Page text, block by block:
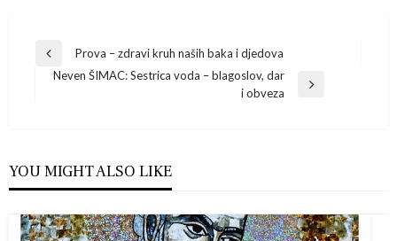
Navigacija
Previous
Post
Prova – zdravi kruh naših baka i djedova
Neven ŠIMAC: Sestrica voda – blagoslov, dar
i obveza
YOU MIGHT ALSO LIKE